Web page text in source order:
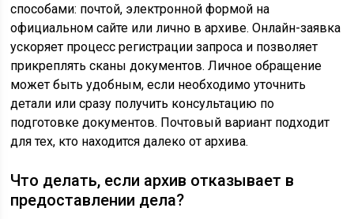
способами: почтой, электронной формой на
официальном сайте или лично в архиве. Онлайн-заявка
ускоряет процесс регистрации запроса и позволяет
прикреплять сканы документов. Личное обращение
может быть удобным, если необходимо уточнить
детали или сразу получить консультацию по
подготовке документов. Почтовый вариант подходит
для тех, кто находится далеко от архива.
Что делать, если архив отказывает в
предоставлении дела?